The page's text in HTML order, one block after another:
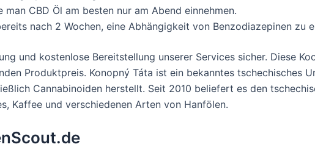
man CBD Öl am besten nur am Abend einnehmen.
nach 2 Wochen, eine Abhängigkeit von Benzodiazepinen zu
und kostenlose Bereitstellung unserer Services sicher. Diese
Produktpreis. Konopný Táta ist ein bekanntes tschechisches
Cannabinoiden herstellt. Seit 2010 beliefert es den
Kaffee und verschiedenen Arten von Hanfölen.